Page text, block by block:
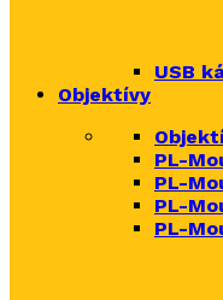
USB
Objektívy
PL-
PL-
PL-
PL-